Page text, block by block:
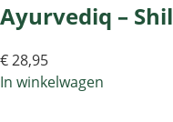
Ayurvediq –
€28,95
In winkelwagen